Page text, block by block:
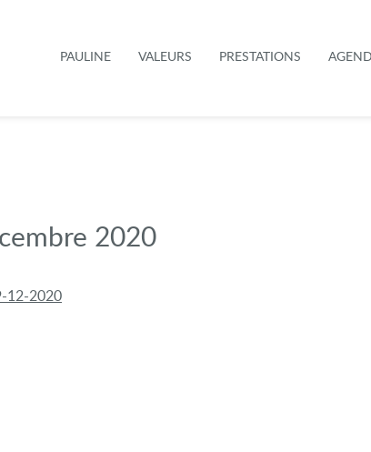
PAULINE VALEURS PRESTATIONS
2020
12-2020